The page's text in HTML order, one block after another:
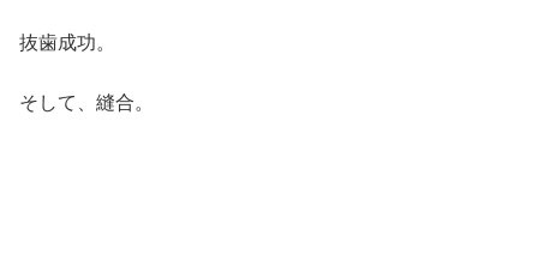
抜歯成功。
そして、縫合。